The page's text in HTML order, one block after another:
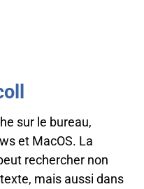
sur le bureau,
et MacOS. La
rechercher non
mais aussi dans